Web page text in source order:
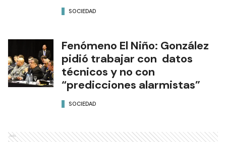
SOCIEDAD
Fenómeno El Niño: González
pidió trabajar con datos
técnicos y no con
“predicciones alarmistas”
SOCIEDAD
Ads